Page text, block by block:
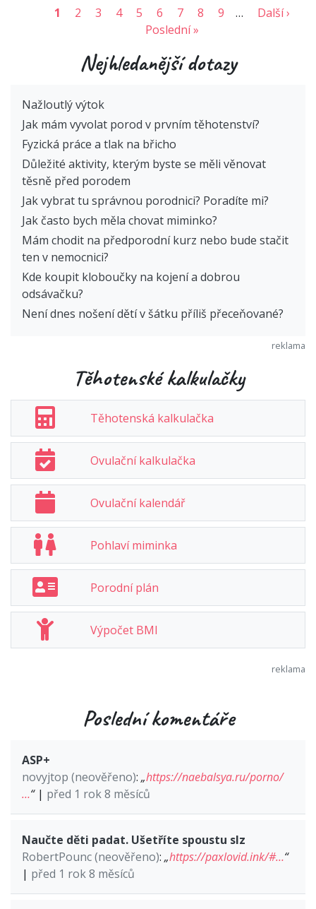
1 2 3 4 5 6 7 8 9 …
Další ›
Poslední »
Nejhledanější dotazy
Nažloutlý výtok
Jak mám vyvolat porod v prvním těhotenství?
Fyzická práce a tlak na břicho
Důležité aktivity, kterým byste se měli věnovat
těsně před porodem
Jak vybrat tu správnou porodnici? Poradíte mi?
Jak často bych měla chovat miminko?
Mám chodit na předporodní kurz nebo bude stačit
ten v nemocnici?
Kde koupit kloboučky na kojení a dobrou
odsávačku?
Není dnes nošení dětí v šátku příliš přeceňované?
Těhotenské kalkulačky
Těhotenská kalkulačka
Ovulační kalkulačka
Ovulační kalendář
Pohlaví miminka
Porodní plán
Výpočet BMI
Poslední komentáře
ASP+
novyjtop (neověřeno): „https://naebalsya.ru/porno/
…“| před 1 rok 8 měsíců
Naučte děti padat. Ušetříte spoustu slz
RobertPounc (neověřeno): „https://paxlovid.ink/#…“
| před 1 rok 8 měsíců